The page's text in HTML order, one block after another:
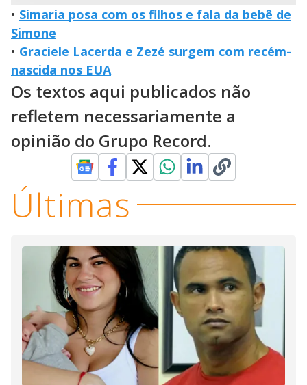
• Simaria posa com os filhos e fala da bebê de
Simone
• Graciele Lacerda e Zezé surgem com recém-
nascida nos EUA
Os textos aqui publicados não
refletem necessariamente a
opinião do Grupo Record.
Últimas